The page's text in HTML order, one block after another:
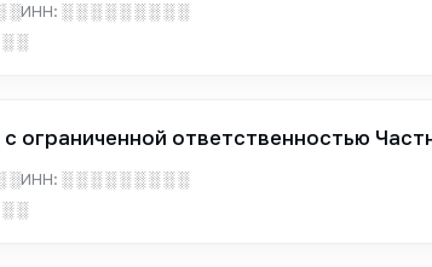
░ИНН:░ ░ ░ ░ ░ ░ ░ ░ ░
░ ░
ограниченной ответственностью
░ИНН:░ ░ ░ ░ ░ ░ ░ ░ ░
░ ░